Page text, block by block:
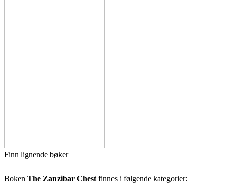
Finn lignende bøker
Boken The Zanzibar Chest finnes i følgende kategorier: